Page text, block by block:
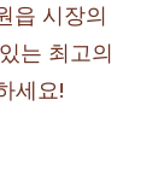
읍 시장의
는 최고의
세요!